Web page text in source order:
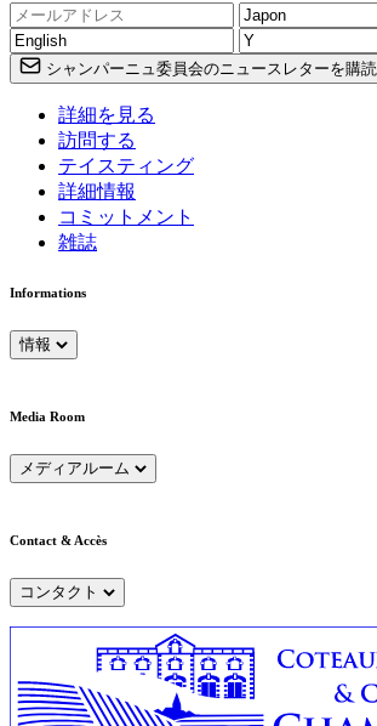
シャンパーニュ委員会のニュースレターを購読
詳細を見る
訪問する
テイスティング
詳細情報
コミットメント
雑誌
Informations
情報
Media Room
メディアルーム
Contact & Accès
コンタクト